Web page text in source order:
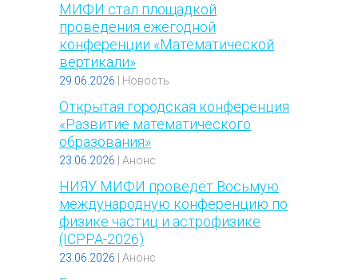
МИФИ стал площадкой
проведения ежегодной
конференции «Математической
вертикали»
29.06.2026 Новость
Открытая городская конференция
«Развитие математического
образования»
23.06.2026 Анонс
НИЯУ МИФИ проведёт Восьмую
международную конференцию по
физике частиц и астрофизике
(ICPPA-2026)
23.06.2026 Анонс